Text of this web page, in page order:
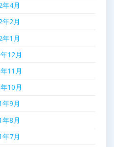
年4月
年2月
年1月
12月
11月
10月
年9月
年8月
年7月